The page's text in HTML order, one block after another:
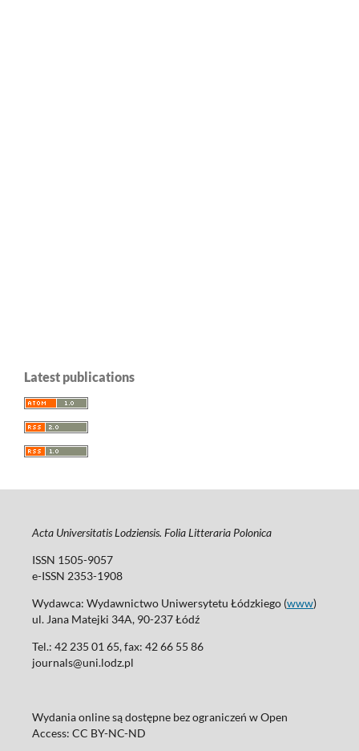
Latest publications
Acta Universitatis Lodziensis. Folia Litteraria Polonica
ISSN 1505-9057
e-ISSN 2353-1908
Wydawca: Wydawnictwo Uniwersytetu Łódzkiego (www)
ul. Jana Matejki 34A, 90-237 Łódź
Tel.: 42 235 01 65, fax: 42 66 55 86
journals@uni.lodz.pl
Wydania online są dostępne bez ograniczeń w Open
Access: CC BY-NC-ND